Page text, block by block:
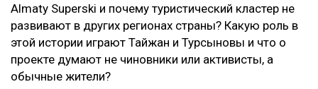
Almaty Superski и почему туристический кластер не
развивают в других регионах страны? Какую роль в
этой истории играют Тайжан и Турсыновы и что о
проекте думают не чиновники или активисты, а
обычные жители?